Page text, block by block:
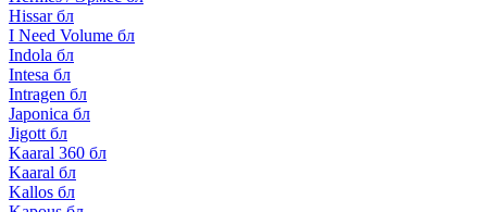
Hissar бл
I Need Volume бл
Indola бл
Intesa бл
Intragen бл
Japonica бл
Jigott бл
Kaaral 360 бл
Kaaral бл
Kallos бл